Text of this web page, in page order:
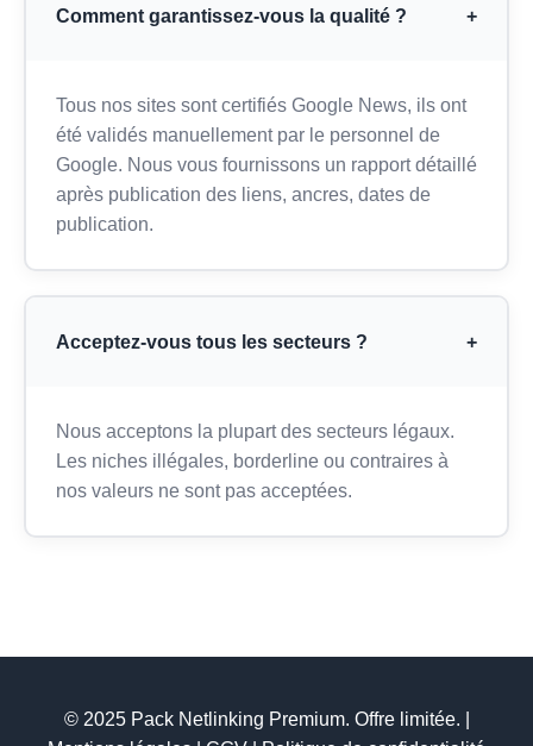
Comment garantissez-vous la qualité ? +
Tous nos sites sont certifiés Google News, ils ont
été validés manuellement par le personnel de
Google. Nous vous fournissons un rapport détaillé
après publication des liens, ancres, dates de
publication.
Acceptez-vous tous les secteurs ? +
Nous acceptons la plupart des secteurs légaux.
Les niches illégales, borderline ou contraires à
nos valeurs ne sont pas acceptées.
© 2025 Pack Netlinking Premium. Offre limitée. |